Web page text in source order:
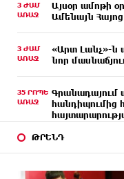
3 ԺԱՄ
ԱՌԱՋ
Այսօր ամոթի
Ամենայն
3 ԺԱՄ
ԱՌԱՋ
«Արտ Լանչ»-ն
նոր
35 ՐՈՊԵ
ԱՌԱՋ
Գրանադայում
հանդիպումից
Առաքելական
ԹՐԵՆԴ